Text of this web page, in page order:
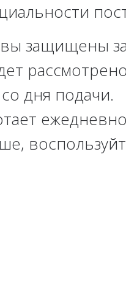
защищены
дня подачи.